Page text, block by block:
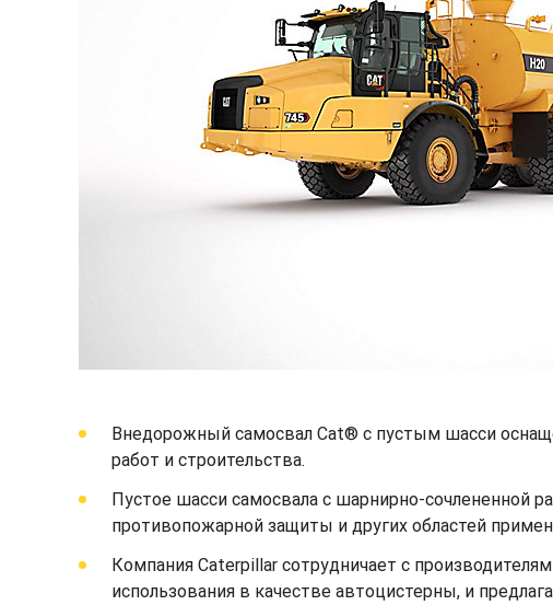
Внедорожный самосвал Cat® с пустым шасси
работ и строительства.
Пустое шасси самосвала с шарнирно-сочлененной
противопожарной защиты и других областей
Компания Caterpillar сотрудничает с
использования в качестве автоцистерны, и